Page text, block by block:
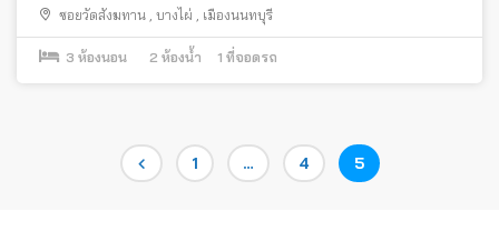
ซอยวัดสังฆทาน บางไผ่ เมืองนนทบุรี
3 ห้องนอน 2 ห้องน้ำ 1 ที่จอดรถ
Page
1 … Page
4 Page
5